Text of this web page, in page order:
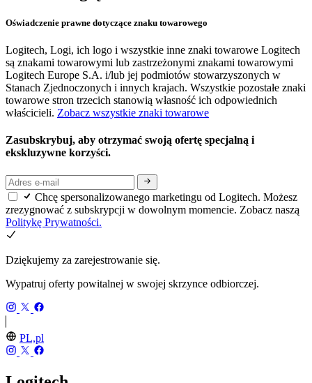
Oświadczenie prawne dotyczące znaku towarowego
Logitech, Logi, ich logo i wszystkie inne znaki towarowe Logitech
są znakami towarowymi lub zastrzeżonymi znakami towarowymi
Logitech Europe S.A. i/lub jej podmiotów stowarzyszonych w
Stanach Zjednoczonych i innych krajach. Wszystkie pozostałe znaki
towarowe stron trzecich stanowią własność ich odpowiednich
właścicieli. Zobacz wszystkie znaki towarowe
Zasubskrybuj, aby otrzymać swoją ofertę specjalną i
ekskluzywne korzyści.
Chcę spersonalizowanego marketingu od Logitech. Możesz
zrezygnować z subskrypcji w dowolnym momencie. Zobacz naszą
Politykę Prywatności.
Dziękujemy za zarejestrowanie się.
Wypatruj oferty powitalnej w swojej skrzynce odbiorczej.
PL,pl